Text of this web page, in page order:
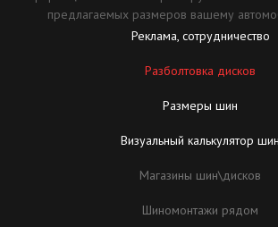
предлагаемых размеров вашему
Реклама, сотрудничество
Разболтовка дисков
Размеры шин
Визуальный калькулятор шин
Магазины шин\дисков
Шиномонтажи рядом